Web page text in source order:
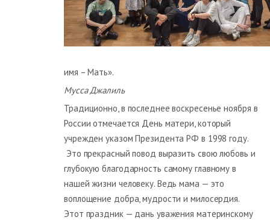
имя – Мать».
Мусса Джалиль
Традиционно, в последнее воскресенье ноября в
России отмечается День матери, который
учрежден указом Президента РФ в 1998 году.
Это прекрасный повод выразить свою любовь и
глубокую благодарность самому главному в
нашей жизни человеку. Ведь мама — это
воплощение добра, мудрости и милосердия.
Этот праздник — дань уважения материнскому